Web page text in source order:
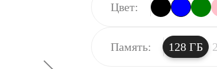
Цвет:
Память: 128 ГБ